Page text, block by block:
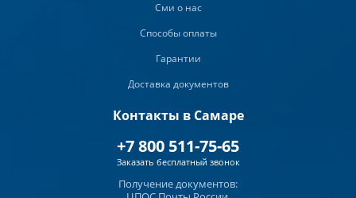
Сми о нас
Способы оплаты
Гарантии
Доставка документов
Контакты в Самаре
+7 800 511-75-65
Заказать бесплатный звонок
Получение документов: